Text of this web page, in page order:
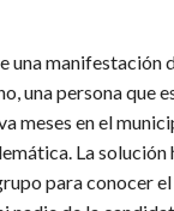
una
una persona que
meses en el
La
para conocer